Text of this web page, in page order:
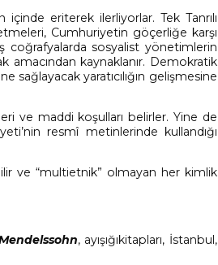
eriterek ilerliyorlar. Tek Tanrılı
Cumhuriyetin göçerliğe karşı
coğrafyalarda sosyalist yönetimlerin
kaynaklanır. Demokratik
yaratıcılığın gelişmesine
ve maddi koşulları belirler. Yine de
resmî metinlerinde kullandığı
ve “multietnik” olmayan her kimlik
, ayışığıkitapları, İstanbul,